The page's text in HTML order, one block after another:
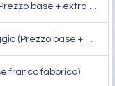
extra qualità, extra dimensione)
extra qualità, extra dimensione)
franco fabbrica)